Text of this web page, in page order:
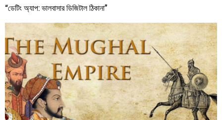
“ডেটিং অ্যাপ: ভালবাসার ডিজিটাল ঠিকানা”